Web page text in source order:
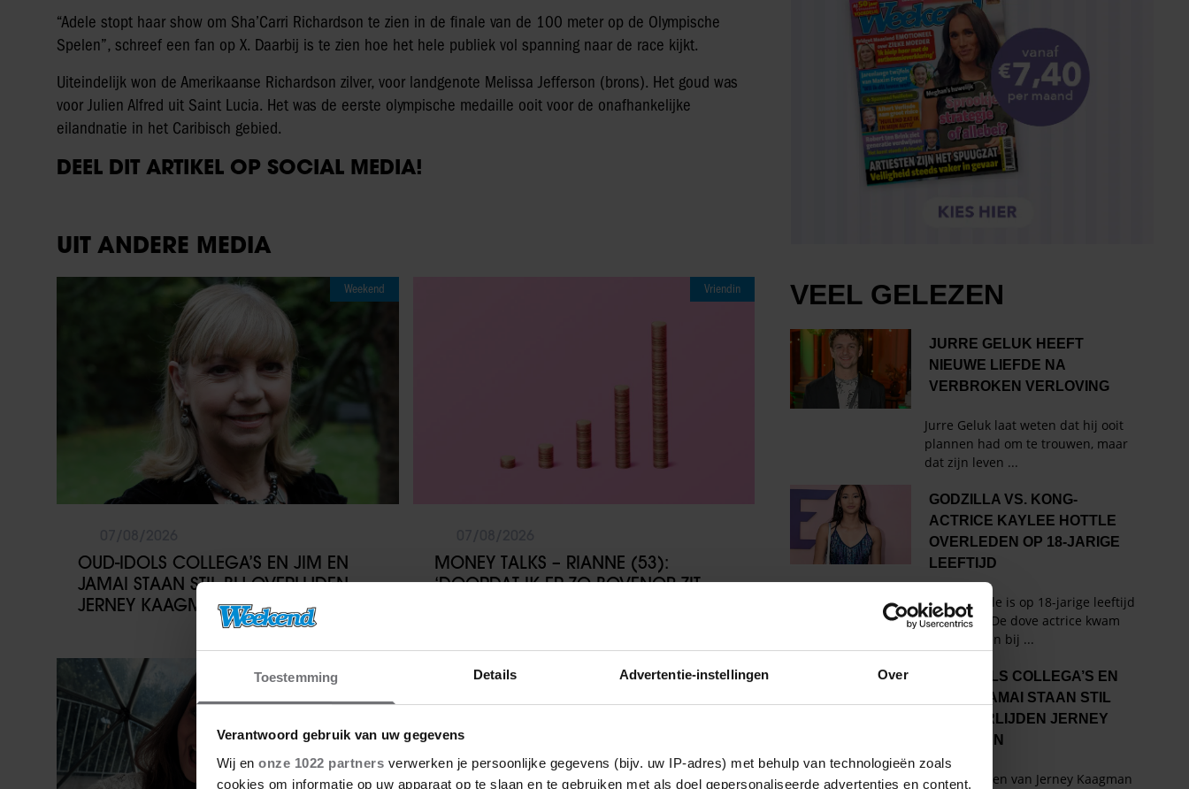
Toestemming Details Advertentie-instellingen Over
Verantwoord gebruik van uw gegevens
Wij en onze 1022 partners verwerken je persoonlijke gegevens (bijv. uw IP-adres) met behulp van technologieën zoals
cookies om informatie op uw apparaat op te slaan en te gebruiken met als doel gepersonaliseerde advertenties en content,
“Adele stopt haar show om Sha’Carri Richardson te zien in de finale van de 100 meter op de Olympische
Spelen”, schreef een fan op X. Daarbij is te zien hoe het hele publiek vol spanning naar de race kijkt.
Uiteindelijk won de Amerikaanse Richardson zilver, voor landgenote Melissa Jefferson (brons). Het goud was
voor Julien Alfred uit Saint Lucia. Het was de eerste olympische medaille ooit voor de onafhankelijke
eilandnatie in het Caribisch gebied.
DEEL DIT ARTIKEL OP SOCIAL MEDIA!
UIT ANDERE MEDIA
Weekend
OUD-IDOLS COLLEGA’S EN JIM EN
JAMAI STAAN STIL BIJ OVERLIJDEN
JERNEY KAAGMAN
Vriendin
MONEY TALKS – RIANNE (53):
‘DOORDAT IK ER ZO BOVENOP ZIT,
Sante